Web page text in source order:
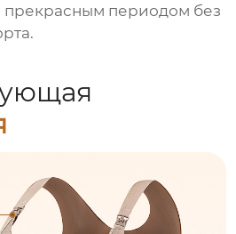
прекрасным периодом без